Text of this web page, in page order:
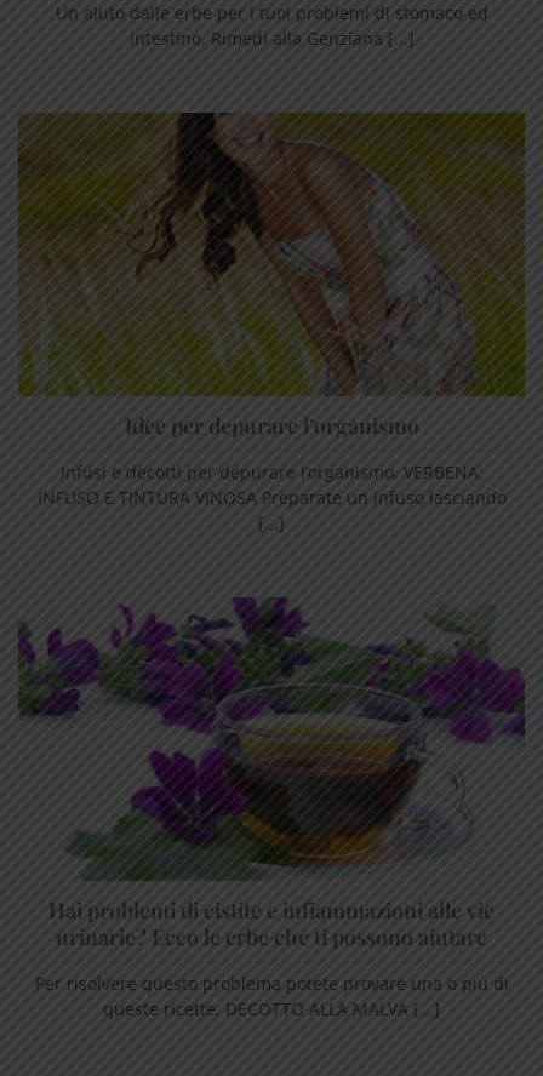
Un aiuto dalle erbe per i tuoi problemi di stomaco ed
intestino. Rimedi alla Genziana [...]
Idee per depurare l’organismo
Infusi e decotti per depurare l’organismo. VERBENA:
INFUSO E TINTURA VINOSA Preparate un infuso lasciando
[...]
Hai problemi di cistite e infiammazioni alle vie
urinarie? Ecco le erbe che ti possono aiutare
Per risolvere questo problema potete provare una o più di
queste ricette, DECOTTO ALLA MALVA [...]